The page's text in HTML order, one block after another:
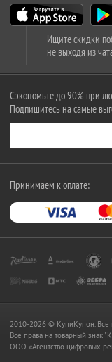
Ищите скидки
не выходя из
Сэкономьте до 90% при
Подпишитесь на самые
Принимаем к оплате:
2010-2026 © КупиКупон. Все
Все права на товарный знак
OOO «Агентство цифровых